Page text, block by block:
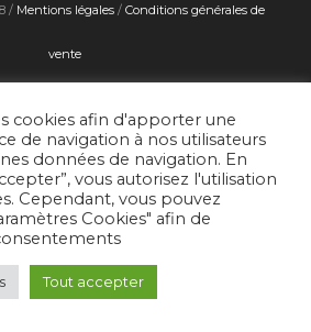
/ Mentions légales / Conditions générales de
vente
cookies afin d'apporter une
de navigation à nos utilisateurs
données de navigation. En
vous autorisez l'utilisation
Cependant, vous pouvez
Cookies" afin de
Tout accepter